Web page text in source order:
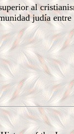
al
judía